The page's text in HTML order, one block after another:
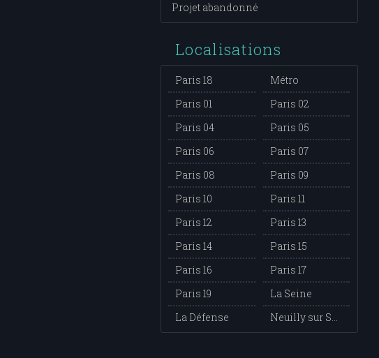
Projet abandonné
Localisations
Paris 18
Métro
Paris 01
Paris 02
Paris 04
Paris 05
Paris 06
Paris 07
Paris 08
Paris 09
Paris 10
Paris 11
Paris 12
Paris 13
Paris 14
Paris 15
Paris 16
Paris 17
Paris 19
La Seine
La Défense
Neuilly sur Seine